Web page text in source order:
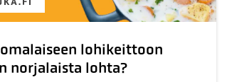
lohikeittoon
norjalaista lohta?